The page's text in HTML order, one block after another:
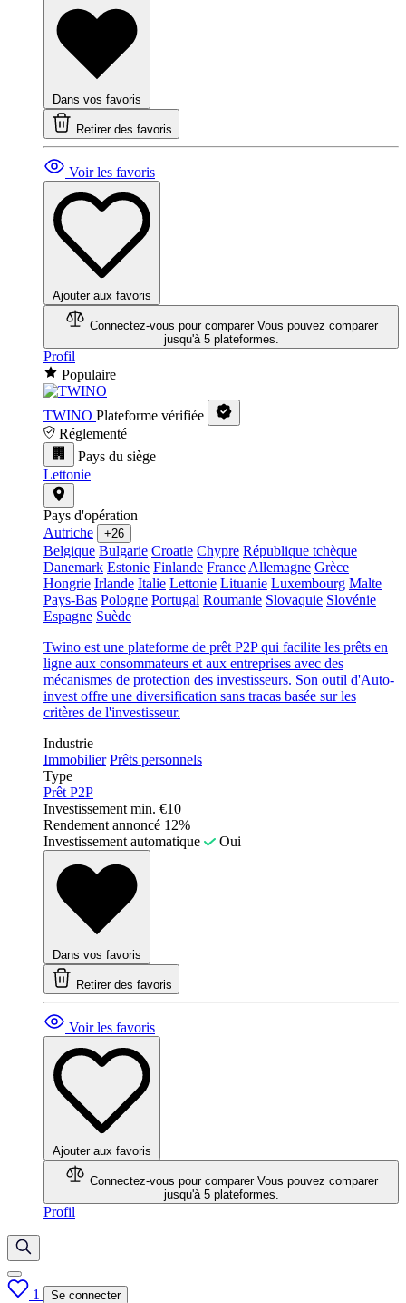
Dans vos favoris
Retirer des favoris
Voir les favoris
Ajouter aux favoris
Connectez-vous pour comparer Vous pouvez comparer
jusqu'à 5 plateformes.
Profil
Populaire
TWINO Plateforme vérifiée
Réglementé
Pays du siège
Lettonie
Pays d'opération
Autriche
+26
Belgique Bulgarie Croatie Chypre République tchèque
Danemark Estonie Finlande France Allemagne Grèce
Hongrie Irlande Italie Lettonie Lituanie Luxembourg Malte
Pays-Bas Pologne Portugal Roumanie Slovaquie Slovénie
Espagne Suède
Twino est une plateforme de prêt P2P qui facilite les prêts en
ligne aux consommateurs et aux entreprises avec des
mécanismes de protection des investisseurs. Son outil d'Auto-
invest offre une diversification sans tracas basée sur les
critères de l'investisseur.
Industrie
Immobilier Prêts personnels
Type
Prêt P2P
Investissement min. €10
Rendement annoncé 12%
Investissement automatique
Oui
Dans vos favoris
Retirer des favoris
Voir les favoris
Ajouter aux favoris
Connectez-vous pour comparer Vous pouvez comparer
jusqu'à 5 plateformes.
Profil
1
Se connecter